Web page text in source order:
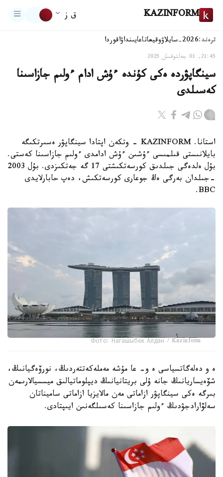
KAZINFORM ق ز
ترەند:2026-سايلاۋ وقيعاتاعايىنداۋاقوردا
21:45, 01 جەلتوقسان 2025
سينگاپۋردە ەكى كۇندە ءۇش ادام ءولىم جازاسىنا
كەسىلدى
استانا. KAZINFORM - وتكەن اپتادا سينگاپۋر ەسىرتكىگە
بايلانىستى قىلمىسى ءۇشىن ءۇش ادامدى ءولىم جازاسىنا كەستى.
بۇل ەلدەگى جىلدىق كورسەتكىشتى 17 گە جەتكىزدى. بۇل 2003
-جىلدان بەرگى ەڭ جوعارى كورسەتكىش، دەپ حابارلايدى
BBC.
Фото: Нагашыбек Алдан / Kazinform
ە و دەلەگاتسياسى ە و- عا مۇشە مەملەكەتتەردىڭ، نورۆەگيانىڭ،
شۆەيساريانىڭ جانە ۇلى بريتانيانىڭ ديپلوماتيالىق ميسسيالارىمەن
بىرگە ەكى سينگاپۋر ازاماتى مەن مالايزيا ازاماتى ساميناتان
سەلۆارادجۋدىڭ ءولىم جازاسىنا كەسىلگەنىن ايىپتادى.